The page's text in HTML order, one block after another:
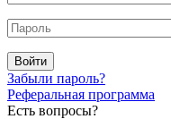
Войти
Забыли пароль?
Реферальная программа
Есть вопросы?